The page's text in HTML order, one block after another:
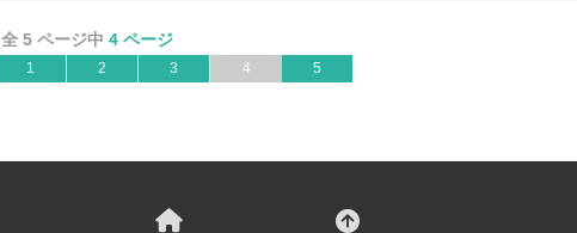
全 5 ページ中 4 ページ
1 2 3 4 5